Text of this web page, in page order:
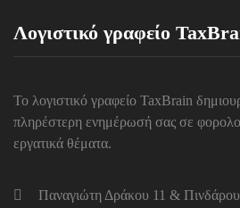
Λογιστικό γραφείο
Το λογιστικό γραφείο TaxBrain
πληρέστερη ενημέρωσή σας σε
εργατικά θέματα.
Παναγιώτη Δράκου 11 &